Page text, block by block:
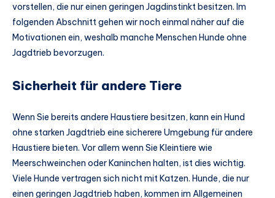
vorstellen, die nur einen geringen Jagdinstinkt besitzen. Im
folgenden Abschnitt gehen wir noch einmal näher auf die
Motivationen ein, weshalb manche Menschen Hunde ohne
Jagdtrieb bevorzugen.
Sicherheit für andere Tiere
Wenn Sie bereits andere Haustiere besitzen, kann ein Hund
ohne starken Jagdtrieb eine sicherere Umgebung für andere
Haustiere bieten. Vor allem wenn Sie Kleintiere wie
Meerschweinchen oder Kaninchen halten, ist dies wichtig.
Viele Hunde vertragen sich nicht mit Katzen. Hunde, die nur
einen geringen Jagdtrieb haben, kommen im Allgemeinen